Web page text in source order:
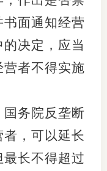
面通知经营
决定，应当
者不得实施
务院反垄断
，可以延长
长不得超过